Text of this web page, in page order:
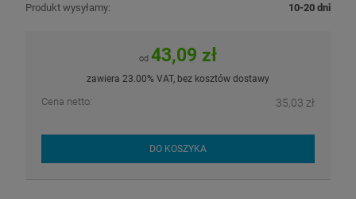
Produkt wysyłamy:
10-20 dni
od 43,09 zł
zawiera 23.00% VAT, bez kosztów dostawy
Cena netto: 35,03 zł
DO KOSZYKA